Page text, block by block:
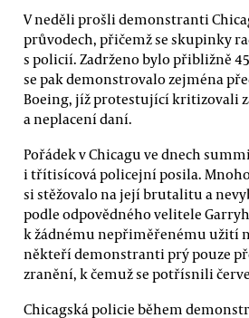
V neděli prošli demonstranti
průvodech, přičemž se skupinky
s policií. Zadrženo bylo přibližně
se pak demonstrovalo zejména
Boeing, jíž protestující kritizovali
a neplacení daní.
Pořádek v Chicagu ve dnech
i třítisícová policejní posila.
si stěžovalo na její brutalitu a
podle odpovědného velitele
k žádnému nepřiměřenému užití
někteří demonstranti prý pouze
zranění, k čemuž se potřísnili
Chicagská policie během